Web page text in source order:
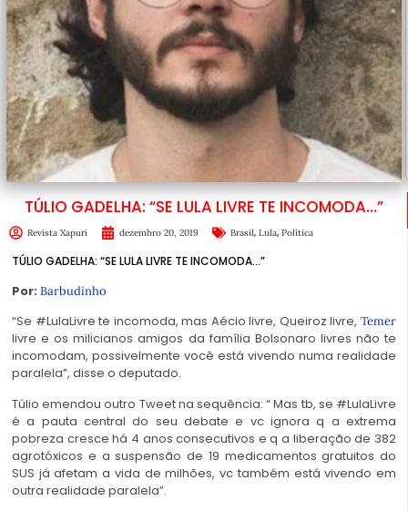
TÚLIO GADELHA: “SE LULA LIVRE TE INCOMODA…”
Revista Xapuri dezembro 20, 2019 Brasil, Lula, Política
TÚLIO GADELHA: “SE LULA LIVRE TE INCOMODA…”
Por: Barbudinho
“Se #LulaLivre te incomoda, mas Aécio livre, Queiroz livre, Temer
livre e os milicianos amigos da família Bolsonaro livres não te
incomodam, possivelmente você está vivendo numa realidade
paralela”, disse o deputado.
Túlio emendou outro Tweet na sequência: “ Mas tb, se #LulaLivre
é a pauta central do seu debate e vc ignora q a extrema
pobreza cresce há 4 anos consecutivos e q a liberação de 382
agrotóxicos e a suspensão de 19 medicamentos gratuitos do
SUS já afetam a vida de milhões, vc também está vivendo em
outra realidade paralela”.